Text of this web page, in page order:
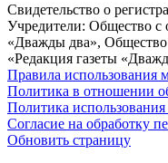
Свидетельство о
Учредители: Общество с
«Дважды два», Общество
«Редакция газеты
Правила использования
Политика в отношении
Политика
Согласие на обработку
Обновить страницу